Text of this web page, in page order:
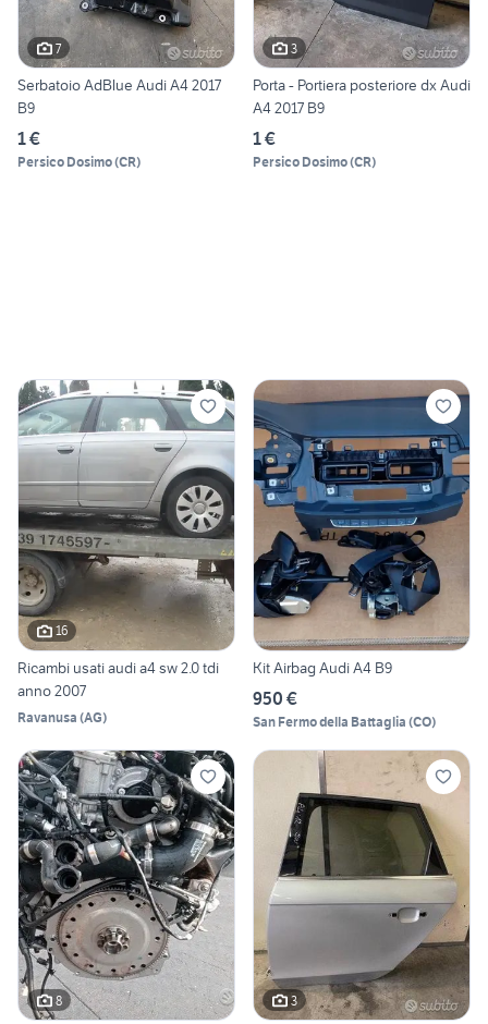
7
Serbatoio AdBlue Audi A4 2017
B9
1 €
Persico Dosimo(CR)
3
Porta - Portiera posteriore dx Audi
A4 2017 B9
1 €
Persico Dosimo(CR)
16
Ricambi usati audi a4 sw 2.0 tdi
anno 2007
Ravanusa (AG)
Kit Airbag Audi A4 B9
950 €
San Fermo della Battaglia (CO)
8 3